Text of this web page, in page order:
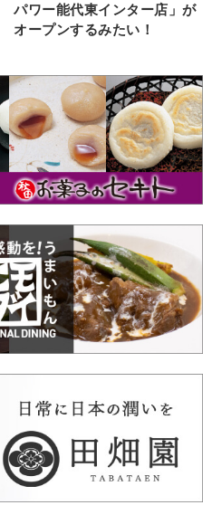
パワー能代東インター店」が
オープンするみたい！